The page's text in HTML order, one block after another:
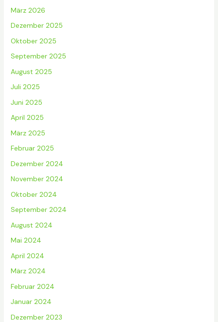
März 2026
Dezember 2025
Oktober 2025
September 2025
August 2025
Juli 2025
Juni 2025
April 2025
März 2025
Februar 2025
Dezember 2024
November 2024
Oktober 2024
September 2024
August 2024
Mai 2024
April 2024
März 2024
Februar 2024
Januar 2024
Dezember 2023